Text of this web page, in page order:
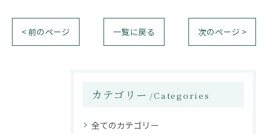
< 前のページ 一覧に戻る 次のページ >
カテゴリー Categories
全てのカテゴリー